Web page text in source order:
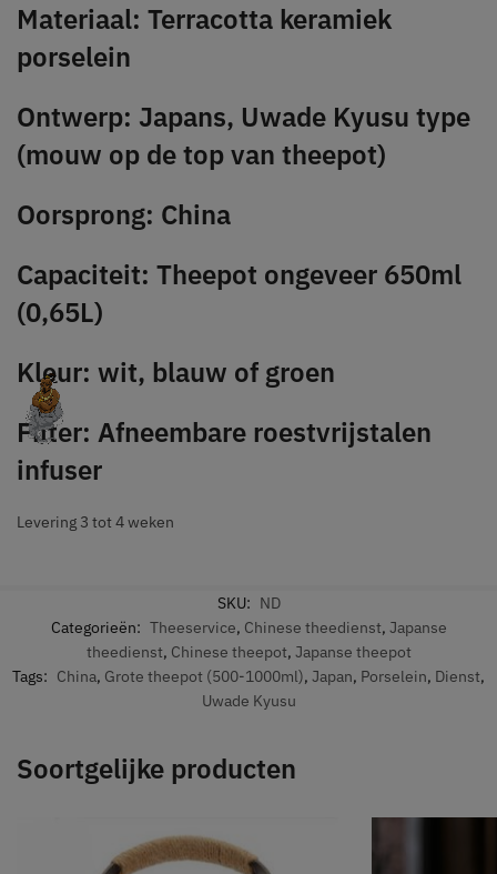
Materiaal: Terracotta keramiek
porselein
Ontwerp: Japans, Uwade Kyusu type
(mouw op de top van theepot)
Oorsprong: China
Capaciteit: Theepot ongeveer 650ml
(0,65L)
Kleur: wit, blauw of groen
Filter: Afneembare roestvrijstalen
infuser
Levering 3 tot 4 weken
SKU: ND
Categorieën: Theeservice, Chinese theedienst, Japanse
theedienst, Chinese theepot, Japanse theepot
Tags: China, Grote theepot (500-1000ml), Japan, Porselein, Dienst,
Uwade Kyusu
Soortgelijke producten